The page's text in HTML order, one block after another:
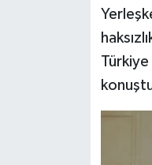
Türkiye